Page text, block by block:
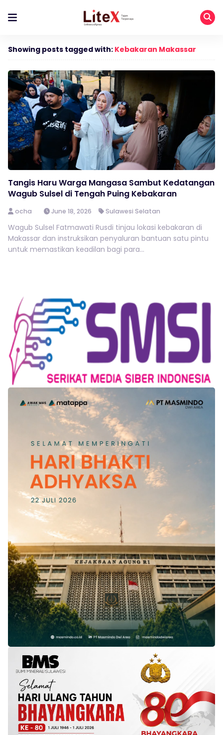
Showing posts tagged with: Kebakaran Makassar
Tangis Haru Warga Mangasa Sambut Kedatangan
Wagub Sulsel di Tengah Puing Kebakaran
ocha June 18, 2026 Sulawesi Selatan
Wagub Sulsel Fatmawati Rusdi tinjau lokasi kebakaran di
Makassar dan instruksikan penyaluran bantuan satu pintu
untuk memastikan keadilan bagi para...